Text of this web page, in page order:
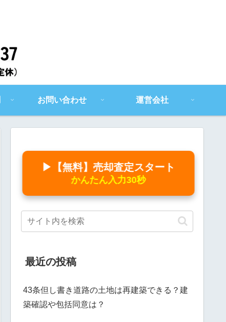
お問い合わせ 運営会社
▶【無料】売却査定スタート
かんたん入力30秒
最近の投稿
43条但し書き道路の土地は再建築できる？建
築確認や包括同意は？